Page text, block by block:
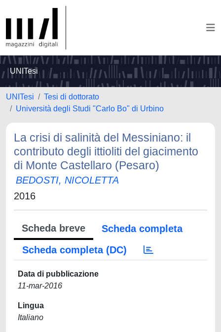
UNITesi
UNITesi
Tesi di dottorato
Università degli Studi "Carlo Bo" di Urbino
La crisi di salinità del Messiniano: il
contributo degli ittioliti del giacimento
di Monte Castellaro (Pesaro)
BEDOSTI, NICOLETTA
2016
Scheda breve
Scheda completa
Scheda completa (DC)
Data di pubblicazione
11-mar-2016
Lingua
Italiano